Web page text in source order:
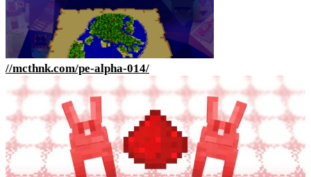
//mcthnk.com/pe-alpha-014/